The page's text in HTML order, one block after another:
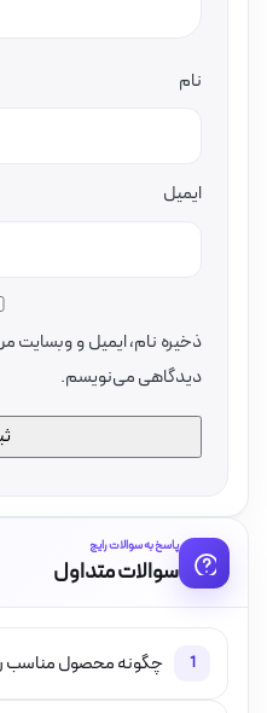
نام
ایمیل
ذخیره نام، ایمیل و وبسایت
دیدگاهی می‌نویسم.
پاسخ به سوالات رایج
سوالات متداول
1 چگونه محصول مناسب